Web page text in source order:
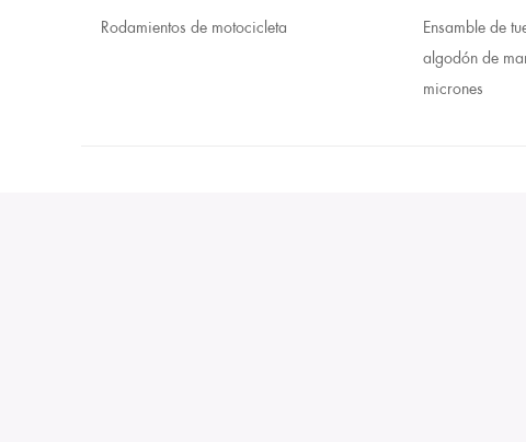
Rodamientos de motocicleta
Ensamble de
algodón de
micrones